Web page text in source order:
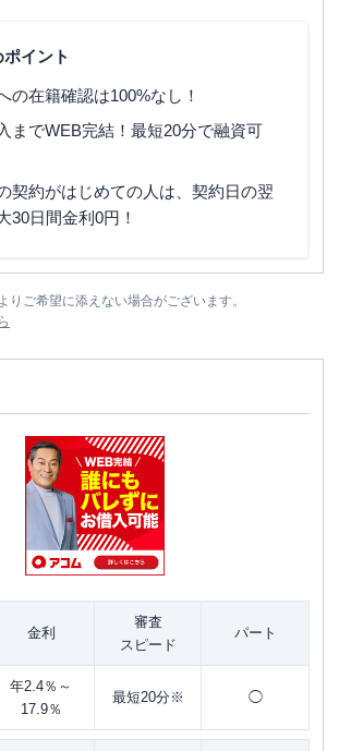
イント
の在籍確認は100%なし！
までWEB完結！最短20分で融資可
契約がはじめての人は、契約日の翌
30日間金利0円！
りご希望に添えない場合がございます。
金利
審査
スピード
パート
年2.4％～
17.9％
最短20分※ ◯